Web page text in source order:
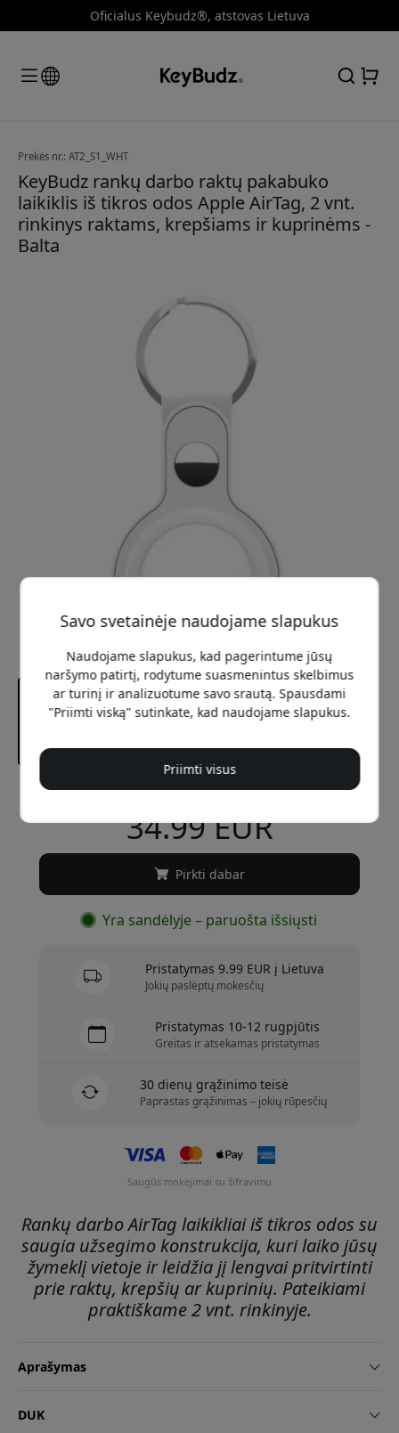
Oficialus Keybudz®, atstovas Lietuva
Prekės nr.: AT2_S1_WHT
KeyBudz rankų darbo raktų pakabuko
laikiklis iš tikros odos Apple AirTag, 2 vnt.
rinkinys raktams, krepšiams ir kuprinėms -
Balta
34.99 EUR
Pirkti dabar
Yra sandėlyje – paruošta išsiųsti
Pristatymas 9.99 EUR į Lietuva
Jokių paslėptų mokesčių
Pristatymas 10-12 rugpjūtis
Greitas ir atsekamas pristatymas
30 dienų grąžinimo teisė
Paprastas grąžinimas – jokių rūpesčių
Saugūs mokėjimai su šifravimu
Rankų darbo AirTag laikikliai iš tikros odos su
saugia užsegimo konstrukcija, kuri laiko jūsų
žymeklį vietoje ir leidžia jį lengvai pritvirtinti
prie raktų, krepšių ar kuprinių. Pateikiami
praktiškame 2 vnt. rinkinyje.
Aprašymas
DUK
Savo svetainėje naudojame slapukus
Naudojame slapukus, kad pagerintume jūsų
naršymo patirtį, rodytume suasmenintus skelbimus
ar turinį ir analizuotume savo srautą. Spausdami
"Priimti viską" sutinkate, kad naudojame slapukus.
Priimti visus